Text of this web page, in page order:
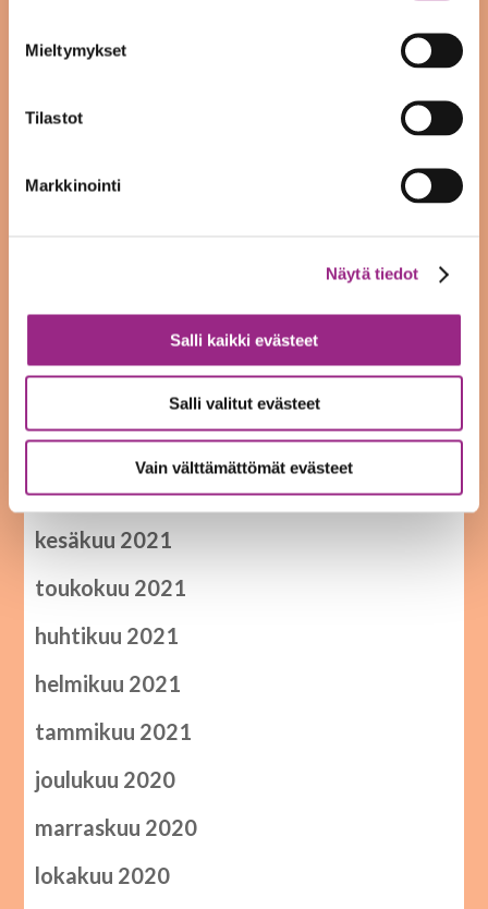
Mieltymykset
Tilastot
Markkinointi
Näytä tiedot
Salli kaikki evästeet
Salli valitut evästeet
Vain välttämättömät evästeet
tammikuu 2023
joulukuu 2022
tammikuu 2022
joulukuu 2021
syyskuu 2021
elokuu 2021
kesäkuu 2021
toukokuu 2021
huhtikuu 2021
helmikuu 2021
tammikuu 2021
joulukuu 2020
marraskuu 2020
lokakuu 2020